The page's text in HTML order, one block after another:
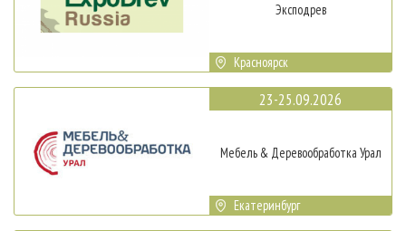
Эксподрев
Красноярск
23-25.09.2026
Мебель & Деревообработка Урал
Екатеринбург